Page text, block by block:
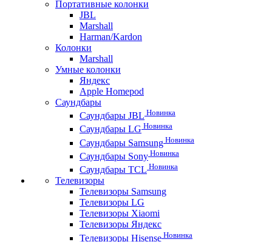
Портативные колонки
JBL
Marshall
Harman/Kardon
Колонки
Marshall
Умные колонки
Яндекс
Apple Homepod
Саундбары
Саундбары JBL Новинка
Саундбары LG Новинка
Саундбары Samsung Новинка
Саундбары Sony Новинка
Саундбары TCL Новинка
Телевизоры
Телевизоры Samsung
Телевизоры LG
Телевизоры Xiaomi
Телевизоры Яндекс
Телевизоры Hisense Новинка